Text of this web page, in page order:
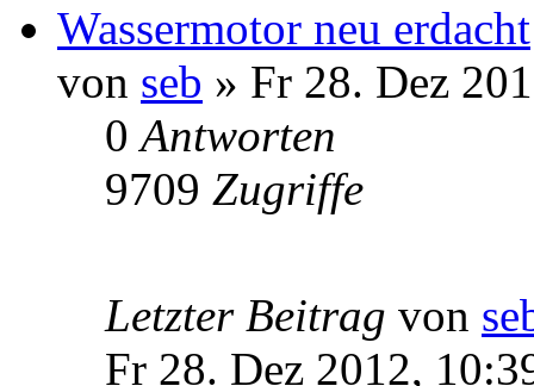
Wassermotor neu erdacht
von seb » Fr 28. Dez
0Antworten
9709 Zugriffe
Letzter Beitrag von
Fr 28. Dez 2012,